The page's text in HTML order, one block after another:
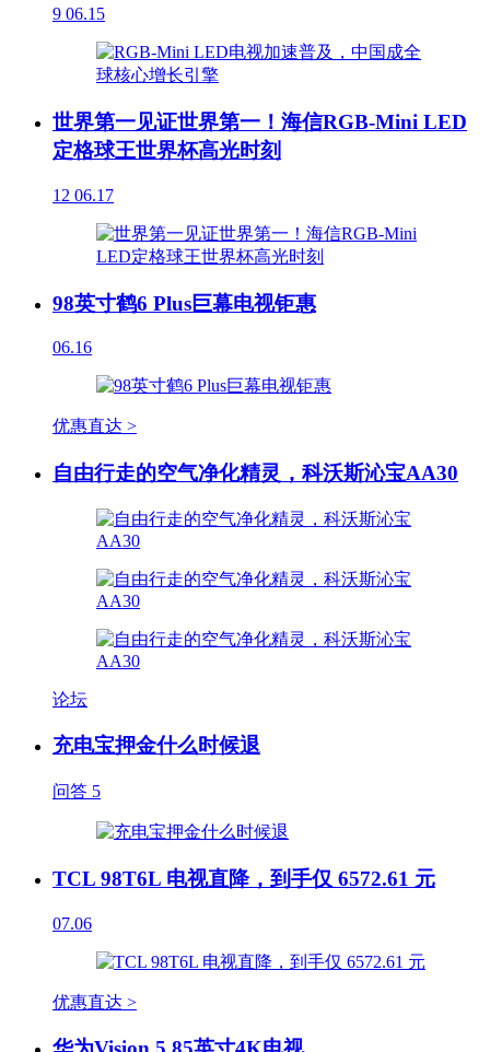
9 06.15
世界第一见证世界第一！海信RGB-Mini LED
定格球王世界杯高光时刻
12 06.17
98英寸鹤6 Plus巨幕电视钜惠
06.16
优惠直达 >
自由行走的空气净化精灵，科沃斯沁宝AA30
论坛
充电宝押金什么时候退
问答 5
TCL 98T6L 电视直降，到手仅 6572.61 元
07.06
优惠直达 >